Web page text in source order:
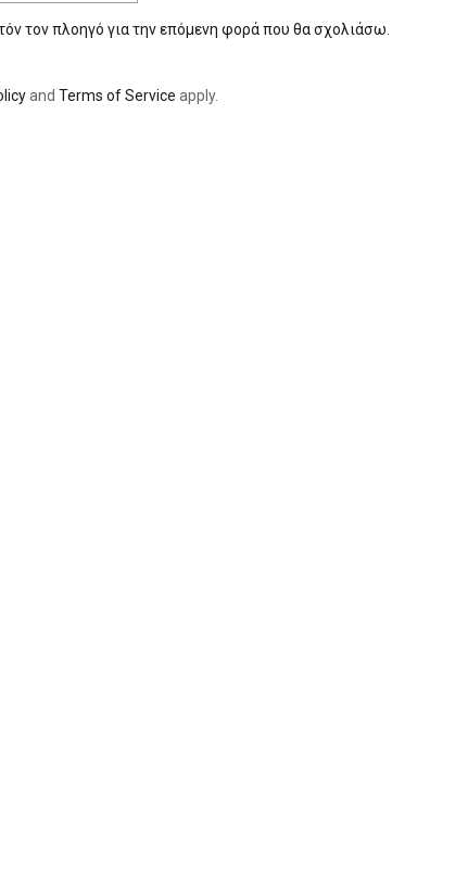
τον πλοηγό για την επόμενη φορά που θα σχολιάσω.
and Terms of Service apply.